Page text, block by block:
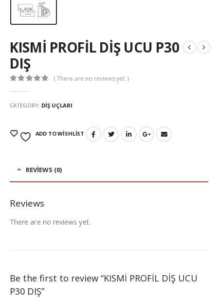
KISMİ PROFİL DİŞ UCU P30
DIŞ
( There are no reviews yet. )
CATEGORY: DIŞ UÇLARI
ADD TO WISHLIST
REVIEWS (0)
Reviews
There are no reviews yet.
Be the first to review “KISMİ PROFİL DİŞ UCU
P30 DIŞ”